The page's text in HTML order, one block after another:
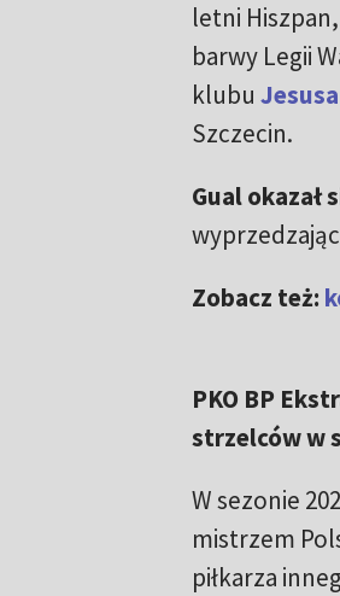
letni
barwy Legii
klubu
Szczecin.
Gual
Zobacz też:
PKO BP
strzelców w
W sezonie
mistrzem
piłkarza